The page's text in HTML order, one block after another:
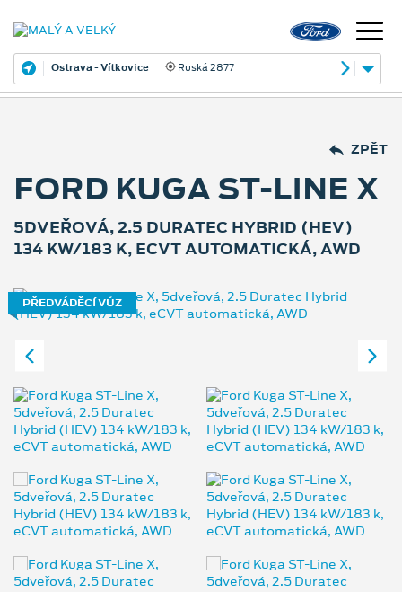
Ostrava - Vítkovice Ruská 2877
ZPĚT
FORD KUGA ST-LINE X
5DVEŘOVÁ, 2.5 DURATEC HYBRID (HEV)
134 KW/183 K, ECVT AUTOMATICKÁ, AWD
PŘEDVÁDĚCÍ VŮZ